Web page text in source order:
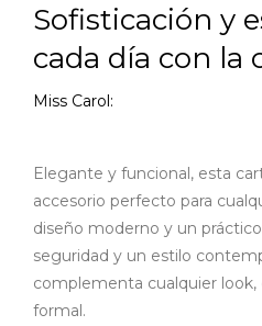
Sofisticación y
cada día con la
Miss Carol:
Elegante y funcional, esta
accesorio perfecto para
diseño moderno y un
seguridad y un estilo
complementa cualquier look,
formal.